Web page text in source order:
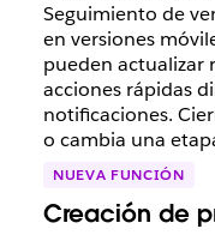
Seguimiento de
en versiones
pueden actualizar
acciones rápidas
notificaciones.
o cambia una
NUEVA FUNCIÓN
Creación de